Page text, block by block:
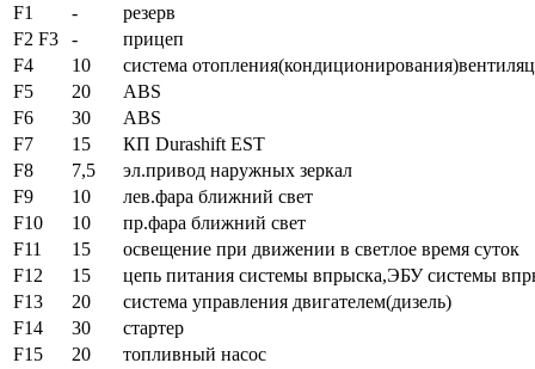
F1
-
резерв
F2 F3
-
прицеп
F4
10
система
F5
20
ABS
F6
30
ABS
F7
15
КП Durashift EST
F8
7,5
эл.привод наружных зеркал
F9
10
лев.фара ближний свет
F10
10
пр.фара ближний свет
F11
15
освещение при движении в светлое время суток
F12
15
цепь питания системы впрыска,ЭБУ системы
F13
20
система управления двигателем(дизель)
F14
30
стартер
F15
20
топливный насос